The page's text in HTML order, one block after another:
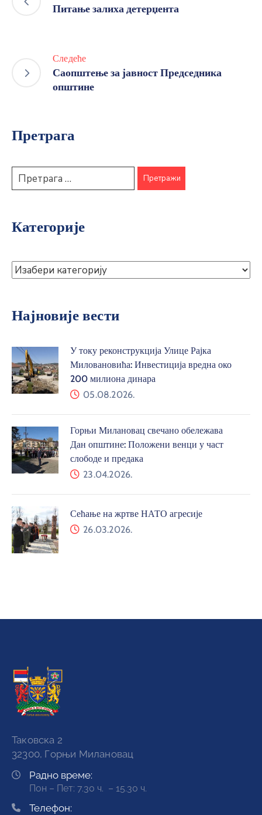
Питање залиха детерџента
Следеће
Саопштење за јавност Председника
општине
Претрага
Категорије
Најновије вести
У току реконструкција Улице Рајка
Миловановића: Инвестиција вредна око
200 милиона динара
05.08.2026.
Горњи Милановац свечано обележава
Дан општине: Положени венци у част
слободе и предака
23.04.2026.
Сећање на жртве НАТО агресије
26.03.2026.
Таковска 2
32300, Горњи Милановац
Радно време:
Пон – Пет: 7.30 ч. – 15.30 ч.
Телефон: